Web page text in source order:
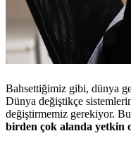
Bahsettiğimiz gibi, dünya
Dünya değiştikçe
değiştirmemiz gerekiyor.
birden çok alanda yetkin